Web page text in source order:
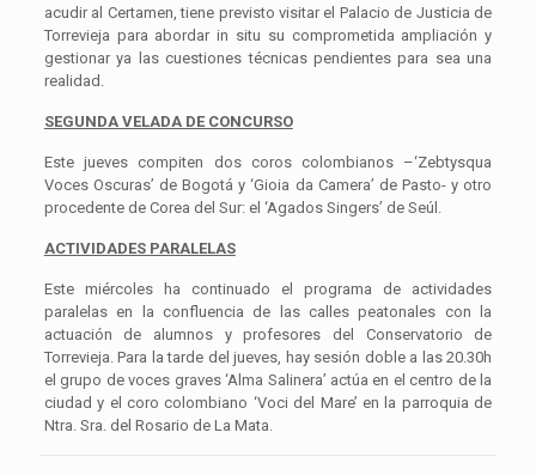
acudir al Certamen, tiene previsto visitar el Palacio de Justicia de
Torrevieja para abordar in situ su comprometida ampliación y
gestionar ya las cuestiones técnicas pendientes para sea una
realidad.
SEGUNDA VELADA DE CONCURSO
Este jueves compiten dos coros colombianos –‘Zebtysqua
Voces Oscuras’ de Bogotá y ‘Gioia da Camera’ de Pasto- y otro
procedente de Corea del Sur: el ‘Agados Singers’ de Seúl.
ACTIVIDADES PARALELAS
Este miércoles ha continuado el programa de actividades
paralelas en la confluencia de las calles peatonales con la
actuación de alumnos y profesores del Conservatorio de
Torrevieja. Para la tarde del jueves, hay sesión doble a las 20.30h
el grupo de voces graves ‘Alma Salinera’ actúa en el centro de la
ciudad y el coro colombiano ‘Voci del Mare’ en la parroquia de
Ntra. Sra. del Rosario de La Mata.